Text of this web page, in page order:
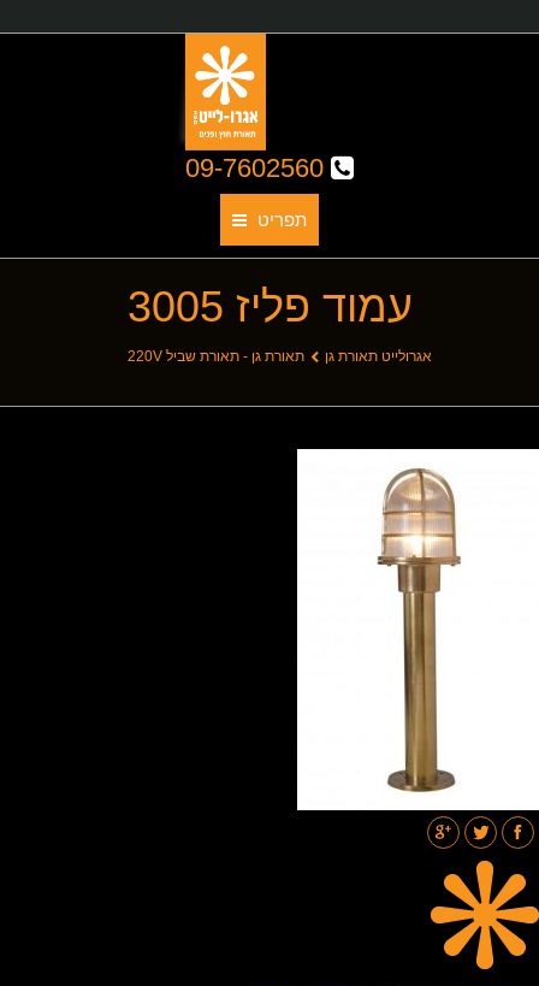
תפריט
תאורת גן
אודותינו
תאורת חוץ
תאורת רחובות
בלוג
גלריות
עמוד פליז 3005
אגרולייט תאורת גן תאורת גן - תאורת שביל 220V